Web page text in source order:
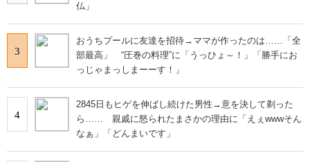
仏」
3
おうちプールに友達を招待→ママが作ったのは……「全
部最高」 “圧巻の料理”に「うっひょ～！」「勝手にお
っじゃまっしまーーす！」
4
2845日もヒゲを伸ばし続けた男性→意を決して剃った
ら…… 親戚に怒られたまさかの理由に「えぇwwwそん
なぁ」「どんまいです」